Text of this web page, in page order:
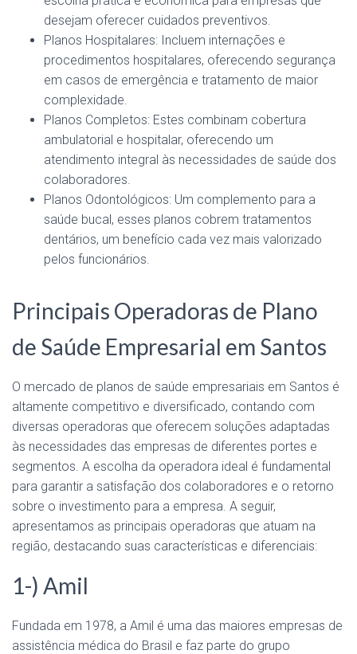
desejam oferecer cuidados preventivos.
Planos Hospitalares: Incluem internações e
procedimentos hospitalares, oferecendo segurança
em casos de emergência e tratamento de maior
complexidade.
Planos Completos: Estes combinam cobertura
ambulatorial e hospitalar, oferecendo um
atendimento integral às necessidades de saúde dos
colaboradores.
Planos Odontológicos: Um complemento para a
saúde bucal, esses planos cobrem tratamentos
dentários, um benefício cada vez mais valorizado
pelos funcionários.
Principais Operadoras de Plano
de Saúde Empresarial em Santos
O mercado de planos de saúde empresariais em Santos é
altamente competitivo e diversificado, contando com
diversas operadoras que oferecem soluções adaptadas
às necessidades das empresas de diferentes portes e
segmentos. A escolha da operadora ideal é fundamental
para garantir a satisfação dos colaboradores e o retorno
sobre o investimento para a empresa. A seguir,
apresentamos as principais operadoras que atuam na
região, destacando suas características e diferenciais:
1-) Amil
Fundada em 1978, a Amil é uma das maiores empresas de
assistência médica do Brasil e faz parte do grupo